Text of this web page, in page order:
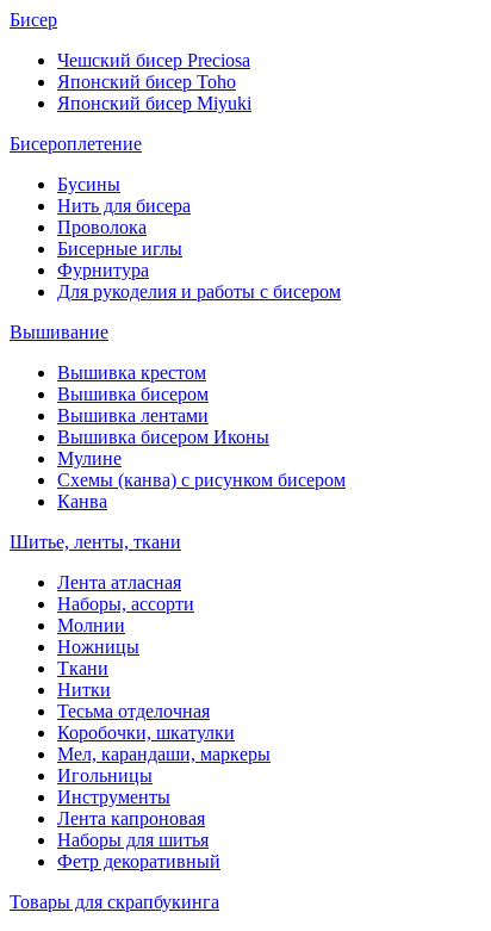
Бисер
Чешский бисер Preciosa
Японский бисер Toho
Японский бисер Miyuki
Бисероплетение
Бусины
Нить для бисера
Проволока
Бисерные иглы
Фурнитура
Для рукоделия и работы с бисером
Вышивание
Вышивка крестом
Вышивка бисером
Вышивка лентами
Вышивка бисером Иконы
Мулине
Схемы (канва) с рисунком бисером
Канва
Шитье, ленты, ткани
Лента атласная
Наборы, ассорти
Молнии
Ножницы
Ткани
Нитки
Тесьма отделочная
Коробочки, шкатулки
Мел, карандаши, маркеры
Игольницы
Инструменты
Лента капроновая
Наборы для шитья
Фетр декоративный
Товары для скрапбукинга